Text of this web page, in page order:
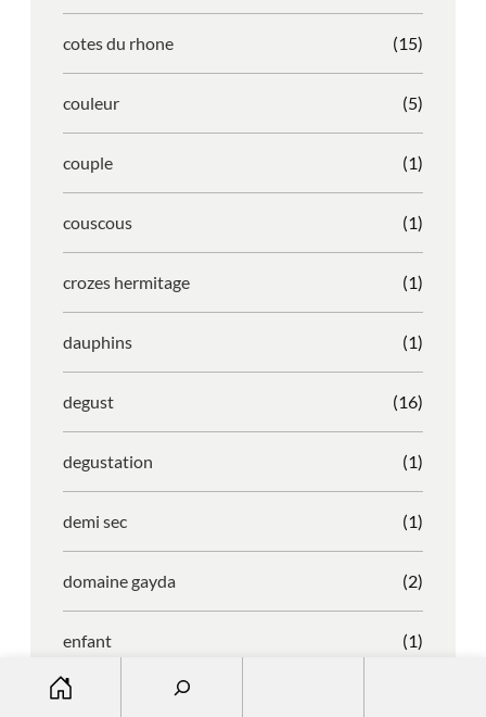
cotes du rhone (15)
couleur (5)
couple (1)
couscous (1)
crozes hermitage (1)
dauphins (1)
degust (16)
degustation (1)
demi sec (1)
domaine gayda (2)
enfant (1)
entreprise